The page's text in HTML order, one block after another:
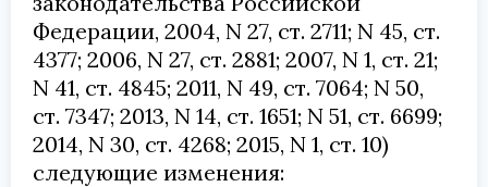
Федерации, 2004, N 27, ст. 2711; N 45, ст.
4377; 2006, N 27, ст. 2881; 2007, N 1, ст. 21;
N 41, ст. 4845; 2011, N 49, ст. 7064; N 50,
ст. 7347; 2013, N 14, ст. 1651; N 51, ст. 6699;
2014, N 30, ст. 4268; 2015, N 1, ст. 10)
следующие изменения: